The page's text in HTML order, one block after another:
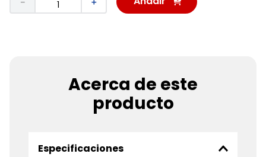
al
Acerca de este
producto
Especificaciones